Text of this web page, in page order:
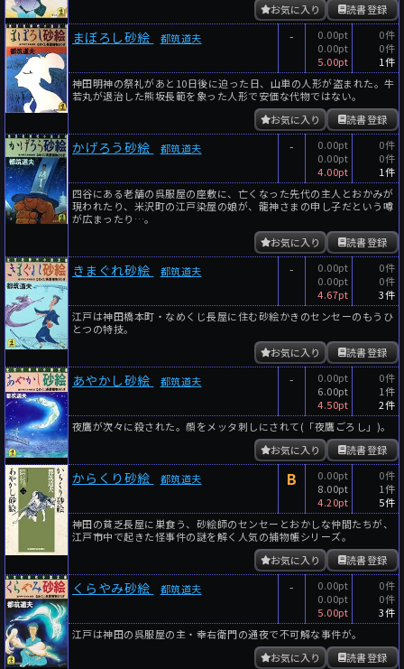
読書登録
お気に入り
まぼろし砂絵 都筑道夫 -
0.00pt
0.00pt
5.00pt
0件
0件
1件
神田明神の祭礼があと10日後に迫った日、山車の人形が盗まれた。牛
若丸が退治した熊坂長範を象った人形で安価な代物ではない。
読書登録
お気に入り
かげろう砂絵 都筑道夫 -
0.00pt
0.00pt
4.00pt
0件
0件
1件
四谷にある老舗の呉服屋の座敷に、亡くなった先代の主人とおかみが
現われたり、米沢町の江戸染屋の娘が、龍神さまの申し子だという噂
が広まったり…。
読書登録
お気に入り
きまぐれ砂絵 都筑道夫 -
0.00pt
0.00pt
4.67pt
0件
0件
3件
江戸は神田橋本町・なめくじ長屋に住む砂絵かきのセンセーのもうひ
とつの特技。
読書登録
お気に入り
あやかし砂絵 都筑道夫 -
0.00pt
6.00pt
4.50pt
0件
1件
2件
夜鷹が次々に殺された。顔をメッタ刺しにされて(「夜鷹ごろし」)。
読書登録
お気に入り
からくり砂絵 都筑道夫 B
0.00pt
8.00pt
4.20pt
0件
1件
5件
神田の貧乏長屋に巣食う、砂絵師のセンセーとおかしな仲間たちが、
江戸市中で起きた怪事件の謎を解く人気の捕物帳シリーズ。
読書登録
お気に入り
くらやみ砂絵 都筑道夫 -
0.00pt
0.00pt
5.00pt
0件
0件
3件
江戸は神田の呉服屋の主・幸右衛門の通夜で不可解な事件が。
読書登録
お気に入り